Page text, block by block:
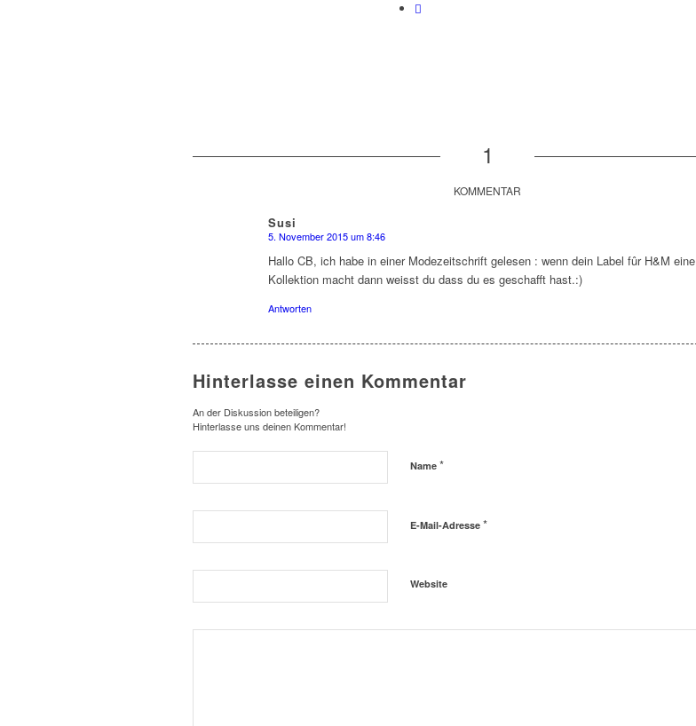
1
KOMMENTAR
Susi
sagte:
5. November 2015 um 8:46
Hallo CB, ich habe in einer Modezeitschrift gelesen : wenn dein Label fûr H&M eine
Kollektion macht dann weisst du dass du es geschafft hast.:)
Antworten
Hinterlasse einen Kommentar
An der Diskussion beteiligen?
Hinterlasse uns deinen Kommentar!
Name *
E-Mail-Adresse *
Website